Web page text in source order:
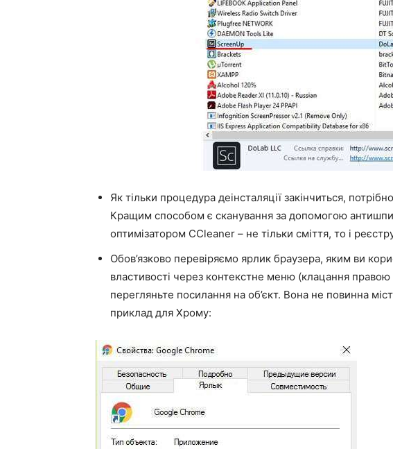
Як тільки процедура деінсталяції закінчиться,
Кращим способом є сканування за допомогою
оптимізатором CCleaner – не тільки сміття, то і
Обов’язково перевіряємо ярлик браузера, яким ви
властивості через контекстне меню (клацання
перегляньте посилання на об’єкт. Вона не повинна
приклад для Хрому: